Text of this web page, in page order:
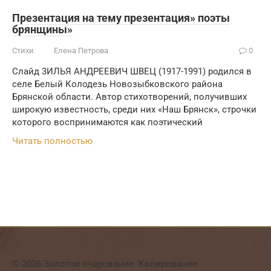
Презентация на тему презентация» поэты
брянщины»
Стихи Елена Петрова 0
Слайд 3ИЛЬЯ АНДРЕЕВИЧ ШВЕЦ (1917-1991) родился в
селе Белый Колодезь Новозыбковского района
Брянской области. Автор стихотворений, получивших
широкую из­вестность, среди них «Наш Брянск», строчки
которого воспринимаются как поэтический
Читать полностью
© 2026 Золотое очарование. Копирование